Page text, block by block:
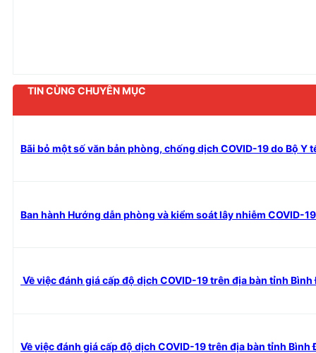
TIN CÙNG CHUYÊN MỤC
Bãi bỏ một số văn bản phòng, chống dịch COVID-19 do Bộ Y
Ban hành Hướng dẫn phòng và kiểm soát lây nhiễm COVID-
Về việc đánh giá cấp độ dịch COVID-19 trên địa bàn tỉnh
Về việc đánh giá cấp độ dịch COVID-19 trên địa bàn tỉnh